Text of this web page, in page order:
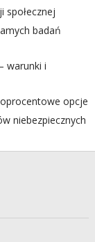
społecznej
badań
warunki i
opcje
niebezpiecznych